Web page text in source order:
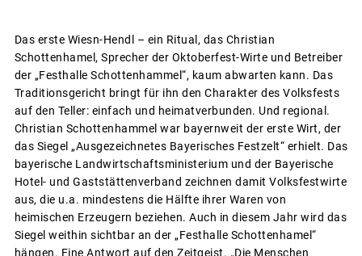
Das erste Wiesn-Hendl – ein Ritual, das Christian
Schottenhamel, Sprecher der Oktoberfest-Wirte und Betreiber
der „Festhalle Schottenhammel“, kaum abwarten kann. Das
Traditionsgericht bringt für ihn den Charakter des Volksfests
auf den Teller: einfach und heimatverbunden. Und regional.
Christian Schottenhammel war bayernweit der erste Wirt, der
das Siegel „Ausgezeichnetes Bayerisches Festzelt“ erhielt. Das
bayerische Landwirtschaftsministerium und der Bayerische
Hotel- und Gaststättenverband zeichnen damit Volksfestwirte
aus, die u.a. mindestens die Hälfte ihrer Waren von
heimischen Erzeugern beziehen. Auch in diesem Jahr wird das
Siegel weithin sichtbar an der „Festhalle Schottenhamel“
hängen. Eine Antwort auf den Zeitgeist. „Die Menschen